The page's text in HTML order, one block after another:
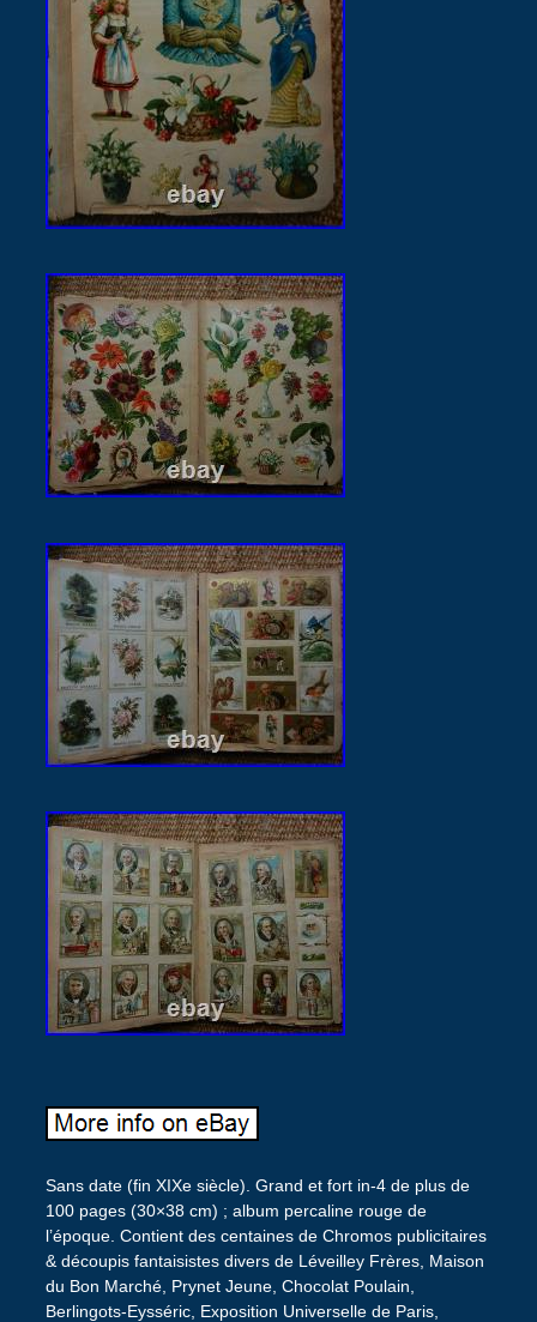
Sans date (fin XIXe siècle). Grand et fort in-4 de plus de
100 pages (30×38 cm) ; album percaline rouge de
l’époque. Contient des centaines de Chromos publicitaires
& découpis fantaisistes divers de Léveilley Frères, Maison
du Bon Marché, Prynet Jeune, Chocolat Poulain,
Berlingots-Eysséric, Exposition Universelle de Paris,